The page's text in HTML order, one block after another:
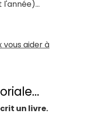
vous aider à
un livre.